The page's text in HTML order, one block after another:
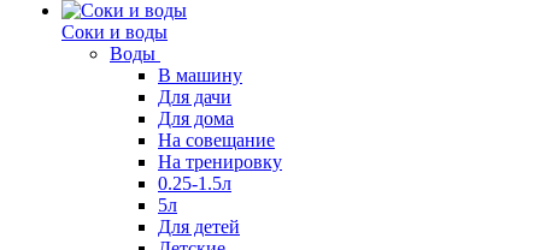
Соки и воды
Воды
В машину
Для дачи
Для дома
На совещание
На тренировку
0.25-1.5л
5л
Для детей